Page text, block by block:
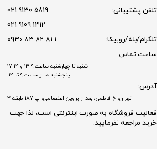
تلفن پشتیبانی:
5819 9130 021
1312 9109 021
تلگرام/بله/روبیکا:
۱ ۸۱ ۸۲ ۸۳ ۰۹۳۰
ساعت تماس:
شنبه تا چهارشنبه ساعت ۹-۱۳ و ۱۴-۱۷
پنجشنبه ها از ساعت ۹ تا ۱۴
آدرس:
تهران، خ فاطمی، بعد از پروین اعتصامی، پ 187 طبقه 3
فعالیت فروشگاه به صورت اینترنتی است، لذا جهت
خرید مراجعه نفرمایید.